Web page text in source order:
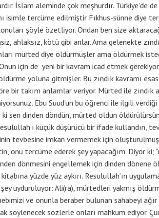
İslam aleminde çok meşhurdır. Türkiye’de de
isimle tercüme edilmiştir Fıkhus-sünne diye
şöyle özetliyor. Ondan ben size
ahlaksız, kötü gibi anlar. Ama gelenekte
mürted diye öldürmüşler ama öldürmek
için de yeni bir kavram icad etmek
yoluna gitmişler. Bu zındık kavramı
bir takım anlamlar veriyor. Mürted ile zındık
Ebu Suud’un bu öğrenci ile ilgili verdiği
ki sen dinden döndün, mürted oldun
küçük düşürücü bir ifade kullandın,
tevbesine imkan vermemek için
onu tercüme ederek şey yapacağım. Diyor
dönmesini engellemek için dinden dönene
yüzde yüz aykırı. Resulullah’ın
uyduruluyor: Ali(ra), mürtedleri yakmış
ve onunla beraber bulunan sahabeyi
söylenecek sözlerle onları mahkum ediyor.